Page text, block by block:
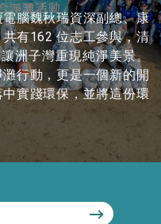
腦魏秋瑞資深副總、康
有162 位志工參與，清
洲子灣重現純淨美景。
行動，更是一個新的開
實踐環保，並將這份環